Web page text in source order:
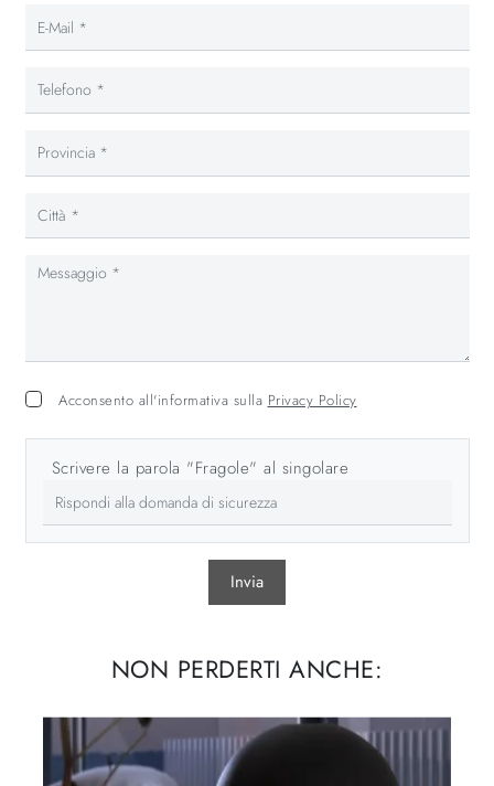
Acconsento all'informativa sulla Privacy Policy
Scrivere la parola "Fragole" al singolare
Invia
NON PERDERTI ANCHE: